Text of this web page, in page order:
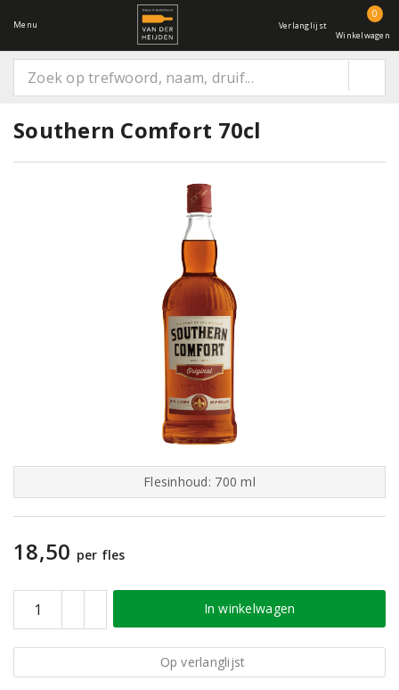
Menu Verlanglijst
0
Winkelwagen
Southern Comfort 70cl
Flesinhoud: 700 ml
18,50 per fles
In winkelwagen
Op verlanglijst